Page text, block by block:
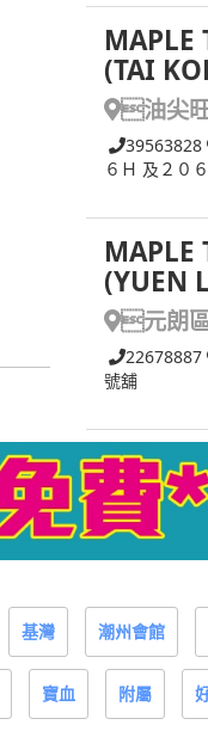
MAPLE
(TAI
油尖
39563828
６Ｈ 及２０
MAPLE
(YUEN
元朗
22678887
號舖
基灣 潮州會館
寶血 附屬